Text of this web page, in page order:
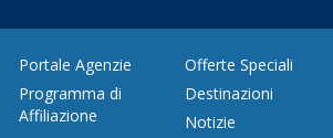
Portale Agenzie
Programma di
Affiliazione
Offerte Speciali
Destinazioni
Notizie